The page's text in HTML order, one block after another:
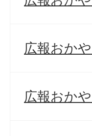
広報おか
広報おか